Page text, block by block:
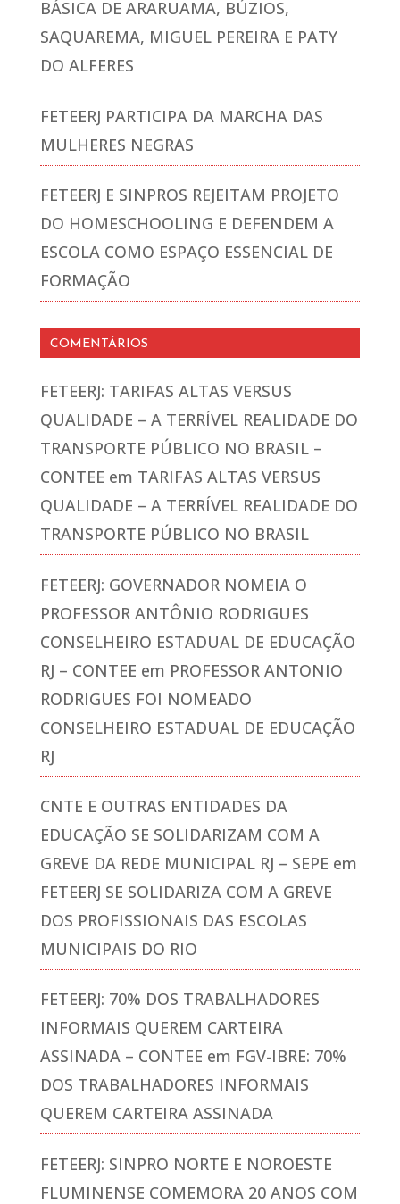
BÁSICA DE ARARUAMA, BÚZIOS,
SAQUAREMA, MIGUEL PEREIRA E PATY
DO ALFERES
FETEERJ PARTICIPA DA MARCHA DAS
MULHERES NEGRAS
FETEERJ E SINPROS REJEITAM PROJETO
DO HOMESCHOOLING E DEFENDEM A
ESCOLA COMO ESPAÇO ESSENCIAL DE
FORMAÇÃO
COMENTÁRIOS
FETEERJ: TARIFAS ALTAS VERSUS
QUALIDADE – A TERRÍVEL REALIDADE DO
TRANSPORTE PÚBLICO NO BRASIL –
CONTEE em TARIFAS ALTAS VERSUS
QUALIDADE – A TERRÍVEL REALIDADE DO
TRANSPORTE PÚBLICO NO BRASIL
FETEERJ: GOVERNADOR NOMEIA O
PROFESSOR ANTÔNIO RODRIGUES
CONSELHEIRO ESTADUAL DE EDUCAÇÃO
RJ – CONTEE em PROFESSOR ANTONIO
RODRIGUES FOI NOMEADO
CONSELHEIRO ESTADUAL DE EDUCAÇÃO
RJ
CNTE E OUTRAS ENTIDADES DA
EDUCAÇÃO SE SOLIDARIZAM COM A
GREVE DA REDE MUNICIPAL RJ – SEPE em
FETEERJ SE SOLIDARIZA COM A GREVE
DOS PROFISSIONAIS DAS ESCOLAS
MUNICIPAIS DO RIO
FETEERJ: 70% DOS TRABALHADORES
INFORMAIS QUEREM CARTEIRA
ASSINADA – CONTEE em FGV-IBRE: 70%
DOS TRABALHADORES INFORMAIS
QUEREM CARTEIRA ASSINADA
FETEERJ: SINPRO NORTE E NOROESTE
FLUMINENSE COMEMORA 20 ANOS COM